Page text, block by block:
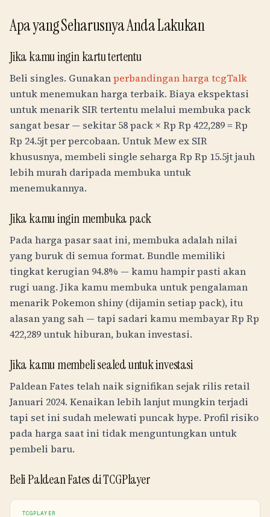
Apa yang Seharusnya Anda Lakukan
Jika kamu ingin kartu tertentu
Beli singles. Gunakanperbandingan harga tcgTalk
untuk menemukan harga terbaik. Biaya ekspektasi
untuk menarik SIR tertentu melalui membuka pack
sangat besar — sekitar 58 pack × Rp Rp 422,289= Rp
Rp 24.5jtper percobaan. Untuk Mew ex SIR
khususnya, membeli single sehargaRp Rp 15.5jtjauh
lebih murah daripada membuka untuk
menemukannya.
Jika kamu ingin membuka pack
Pada harga pasar saat ini, membuka adalah nilai
yang buruk di semua format. Bundle memiliki
tingkat kerugian 94.8% — kamu hampir pasti akan
rugi uang. Jika kamu membuka untuk pengalaman
menarik Pokemon shiny (dijamin setiap pack), itu
alasan yang sah — tapi sadari kamu membayarRp Rp
422,289untuk hiburan, bukan investasi.
Jika kamu membeli sealed untuk investasi
Paldean Fates telah naik signifikan sejak rilis retail
Januari 2024. Kenaikan lebih lanjut mungkin terjadi
tapi set ini sudah melewati puncak hype. Profil risiko
pada harga saat ini tidak menguntungkan untuk
pembeli baru.
Beli Paldean Fates di TCGPlayer
TCGPLAYER